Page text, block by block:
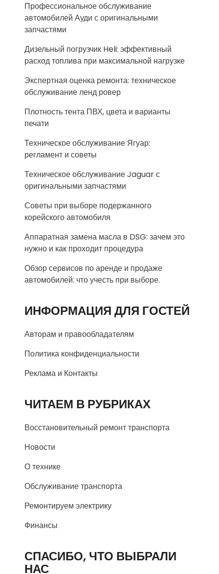
Профессиональное обслуживание
автомобилей Ауди с оригинальными
запчастями
Дизельный погрузчик Heli: эффективный
расход топлива при максимальной нагрузке
Экспертная оценка ремонта: техническое
обслуживание ленд ровер
Плотность тента ПВХ, цвета и варианты
печати
Техническое обслуживание Ягуар:
регламент и советы
Техническое обслуживание Jaguar с
оригинальными запчастями
Советы при выборе подержанного
корейского автомобиля
Аппаратная замена масла в DSG: зачем это
нужно и как проходит процедура
Обзор сервисов по аренде и продаже
автомобилей: что учесть при выборе.
ИНФОРМАЦИЯ ДЛЯ ГОСТЕЙ
Авторам и правообладателям
Политика конфиденциальности
Реклама и Контакты
ЧИТАЕМ В РУБРИКАХ
Восстановительный ремонт транспорта
Новости
О технике
Обслуживание транспорта
Ремонтируем электрику
Финансы
СПАСИБО, ЧТО ВЫБРАЛИ
НАС